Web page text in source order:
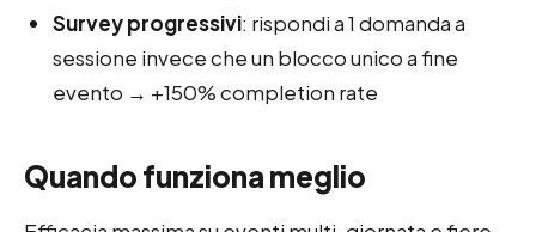
Survey progressivi: rispondi a 1 domanda a
sessione invece che un blocco unico a fine
evento → +150% completion rate
Quando funziona meglio